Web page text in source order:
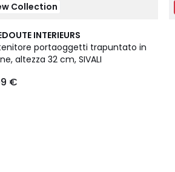
Collection
INTERIEURS
portaoggetti trapuntato in
altezza 32 cm, SIVALI
€